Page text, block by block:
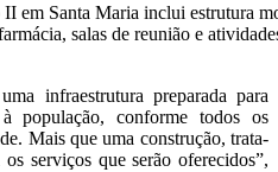
em Santa Maria inclui estrutura
salas de reunião e
infraestrutura preparada para
população, conforme todos os
Mais que uma construção, trata-
serviços que serão oferecidos”,